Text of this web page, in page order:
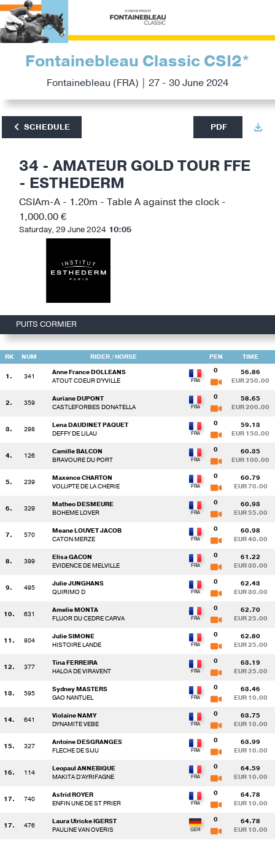
Fontainebleau Classic CSI2*
Fontainebleau (FRA) | 27 - 30 June 2024
SCHEDULE PDF
34 - AMATEUR GOLD TOUR FFE
- ESTHEDERM
CSIAm-A - 1.20m - Table A against the clock -
1,000.00 €
Saturday, 29 June 2024 10:05
PUITS CORMIER
RK NUM RIDER / HORSE PEN TIME
1. 341
Anne France DOLLEANS
ATOUT COEUR D'YVILLE
0 56.86
EUR 250.00
2. 359
Auriane DUPONT
CASTLEFORBES DONATELLA
0 58.65
EUR 200.00
3. 298
Lena DAUDINET PAQUET
DEFFY DE LILAU
0 59.13
EUR 150.00
4. 126
Camille BALCON
BRAVOURE DU PORT
0 60.35
EUR 100.00
5. 239
Maxence CHARTON
VOLUPTE DE LA CHERIE
0 60.79
EUR 70.00
6. 329
Matheo DESMEURE
BOHEME LOVER
0 60.93
EUR 55.00
7. 570
Meane LOUVET JACOB
CATON MERZE
0 60.98
EUR 40.00
8. 399
Elisa GACON
EVIDENCE DE MELVILLE
0 61.22
EUR 30.00
9. 495
Julie JUNGHANS
QUIRIMO D
0 62.43
EUR 30.00
10. 631
Amelie MONTA
FLUOR DU CEDRE CARVA
0 62.70
EUR 25.00
11. 804
Julie SIMONE
HISTOIRE LANDE
0 62.80
EUR 25.00
12. 377
Tina FERREIRA
HALOA DE VIRAVENT
0 63.19
EUR 25.00
13. 595
Sydney MASTERS
GAO NANTUEL
0 63.46
EUR 10.00
14. 641
Violaine NAMY
DYNAMITE VEBE
0 63.75
EUR 10.00
15. 327
Antoine DESGRANGES
FLECHE DE SIJU
0 63.99
EUR 10.00
16. 114
Leopaul ANNEBIQUE
MAKITA D'AYRIFAGNE
0 64.59
EUR 10.00
17. 740
Astrid ROYER
ENFIN UNE DE ST PRIER
0 64.78
EUR 10.00
17. 476
Laura Ulricke IGERST
PAULINE VAN OVERIS
0 64.78
EUR 10.00